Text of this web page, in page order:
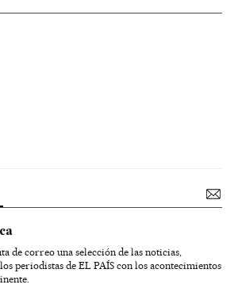
de correo una selección de las noticias,
periodistas de EL PAÍS con los acontecimientos